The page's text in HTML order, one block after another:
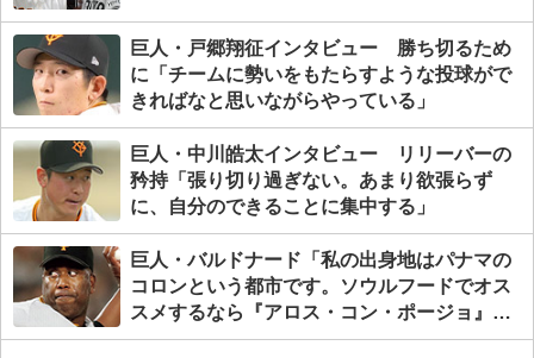
巨人・戸郷翔征インタビュー 勝ち切るため
に「チームに勢いをもたらすような投球がで
きればなと思いながらやっている」
巨人・中川皓太インタビュー リリーバーの
矜持「張り切り過ぎない。あまり欲張らず
に、自分のできることに集中する」
巨人・バルドナード「私の出身地はパナマの
コロンという都市です。ソウルフードでオス
スメするなら『アロス・コン・ポージョ』で
す」／ふるさと紹介